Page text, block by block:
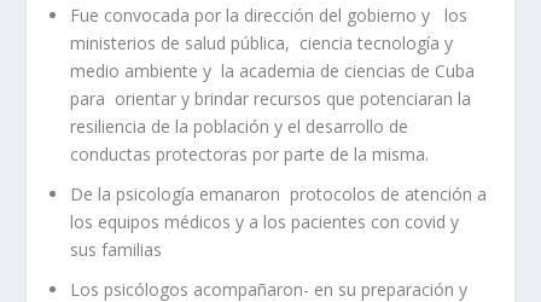
Fue convocada por la dirección del gobierno y los
ministerios de salud pública, ciencia tecnología y
medio ambiente y la academia de ciencias de Cuba
para orientar y brindar recursos que potenciaran la
resiliencia de la población y el desarrollo de
conductas protectoras por parte de la misma.
De la psicología emanaron protocolos de atención a
los equipos médicos y a los pacientes con covid y
sus familias
Los psicólogos acompañaron- en su preparación y